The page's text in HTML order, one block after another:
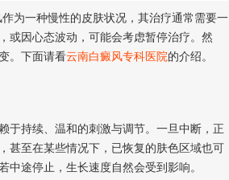
为一种慢性的皮肤状况，其治疗通常需要一
或因心态波动，可能会考虑暂停治疗。然
。下面请看云南白癜风专科医院的介绍。
持续、温和的刺激与调节。一旦中断，正
甚至在某些情况下，已恢复的肤色区域也可
途停止，生长速度自然会受到影响。